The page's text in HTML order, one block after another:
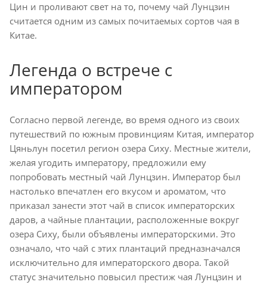
Цин и проливают свет на то, почему чай Лунцзин
считается одним из самых почитаемых сортов чая в
Китае.
Легенда о встрече с
императором
Согласно первой легенде, во время одного из своих
путешествий по южным провинциям Китая, император
Цяньлун посетил регион озера Сиху. Местные жители,
желая угодить императору, предложили ему
попробовать местный чай Лунцзин. Император был
настолько впечатлен его вкусом и ароматом, что
приказал занести этот чай в список императорских
даров, а чайные плантации, расположенные вокруг
озера Сиху, были объявлены императорскими. Это
означало, что чай с этих плантаций предназначался
исключительно для императорского двора. Такой
статус значительно повысил престиж чая Лунцзин и